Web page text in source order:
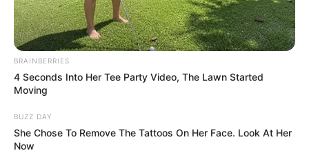
BRAINBERRIES
4 Seconds Into Her Tee Party Video, The Lawn Started
Moving
BUZZ DAY
She Chose To Remove The Tattoos On Her Face. Look At Her
Now